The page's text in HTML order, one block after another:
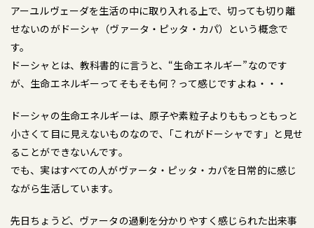
アーユルヴェーダを生活の中に取り入れる上で、切っても切り離
せないのがドーシャ（ヴァータ・ピッタ・カパ）という概念で
す。
ドーシャとは、教科書的に言うと、“生命エネルギー”なのです
が、生命エネルギーってそもそも何？って感じですよね・・・
ドーシャの生命エネルギーは、原子や素粒子よりももっともっと
小さくて目に見えないものなので､「これがドーシャです」と見せ
ることができないんです。
でも、実はすべての人がヴァータ・ピッタ・カパを日常的に感じ
ながら生活しています。
先日ちょうど、ヴァータの過剰を分かりやすく感じられた出来事